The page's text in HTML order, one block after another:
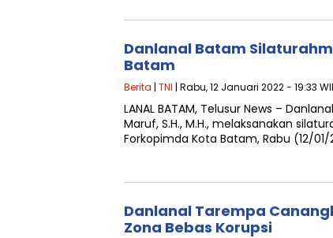
Danlanal Batam
Batam
Berita | TNI | Rabu, 12 Januari 2022 - 19:33
LANAL BATAM, Telusur News –
Maruf, S.H., M.H., melaksanakan
Forkopimda Kota Batam, Rabu (12/
Danlanal Tarempa
Zona Bebas Korupsi